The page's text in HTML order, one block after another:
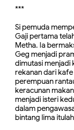
***
Si pemuda
Gaji pertama
Metha. Ia
Geg menjadi
dimutasi menjadi
rekanan dari
perempuan
keracunan
menjadi isteri
dalam
bintang lima